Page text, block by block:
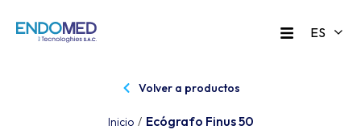
Volver a productos
Inicio / Ecógrafo Finus 50